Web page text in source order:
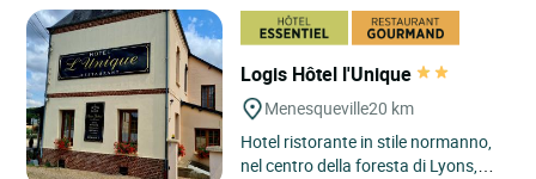
Logis Hôtel l'Unique
Menesqueville20 km
Hotel ristorante in stile normanno,
nel centro della foresta di Lyons,